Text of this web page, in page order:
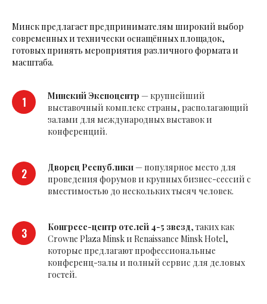
Минск предлагает предпринимателям широкий выбор
современных и технически оснащённых площадок,
готовых принять мероприятия различного формата и
масштаба.
Минский Экспоцентр — крупнейший
выставочный комплекс страны, располагающий
залами для международных выставок и
конференций.
Дворец Республики — популярное место для
проведения форумов и крупных бизнес-сессий с
вместимостью до нескольких тысяч человек.
Конгресс-центр отелей 4-5 звезд, таких как
Crowne Plaza Minsk и Renaissance Minsk Hotel,
которые предлагают профессиональные
конференц-залы и полный сервис для деловых
гостей.